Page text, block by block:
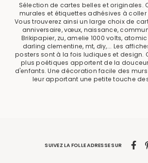
Sélection de cartes belles et originales.
murales et étiquettes adhésives à coller
Vous trouverez ainsi un large choix de
anniversaire, vœux, naissance,
Brikipapier, zu, amelie 1000 volts,
darling clementine, mt, diy,... Les
posters sont à la fois ludiques et design.
plus poétiques apportent de la
d'enfants. Une décoration facile des
leur apportant une petite touche
SUIVEZ LA FOLLE ADRESSE SUR